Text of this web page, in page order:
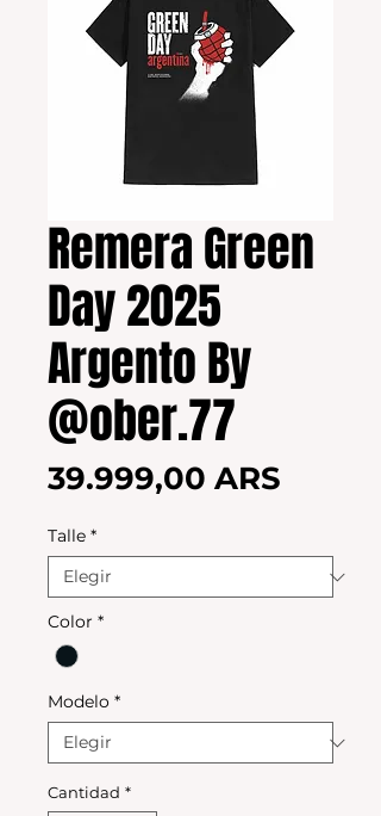
Remera Green
Day 2025
Argento By
@ober.77
39.999,00 ARS
Talle *
Color *
Modelo *
Cantidad *